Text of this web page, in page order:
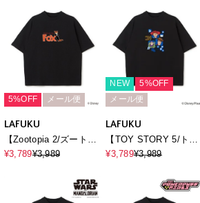
shirt《UNISEX》
5%OFF メール便
LAFUKU
【Zootopia 2/ズートピ
ア2】タキシード ニッ
Over Harf Sleeve T-
shirt《UNISEX》
¥3,789¥3,989
NEW
5%OFF
メール便
LAFUKU
【TOY STORY 5/ト
イ・ストーリー5】キャ
シャツ / Over Harf
¥3,789¥3,989